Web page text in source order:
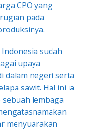
CPO yang
pada
sudah
upaya
dalam negeri serta
sawit. Hal ini ia
lembaga
menyuarakan